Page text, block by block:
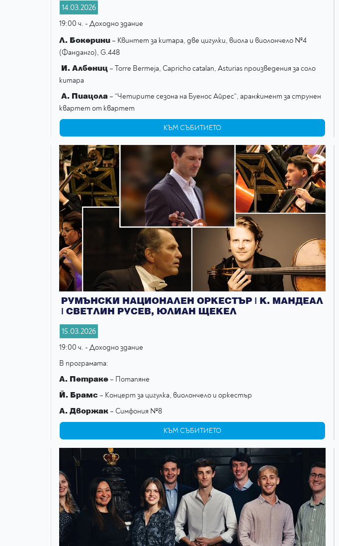
14.03.2026
19:00 ч. - Доходно здание
Л. Бокерини – Квинтет за китара, две цигулки, виола и виолончело №4
(Фанданго), G.448
И. Албениц – Torre Bermeja, Capricho catalan, Asturias произведения за соло
китара
А. Пиацола – “Четирите сезона на Буенос Айрес“, аранжимент за струнен
квартет от квартет
КЪМ СЪБИТИЕТО
РУМЪНСКИ НАЦИОНАЛЕН ОРКЕСТЪР | К. МАНДЕАЛ
| СВЕТЛИН РУСЕВ, ЮЛИАН ЩЕКЕЛ
15.03.2026
19:00 ч. - Доходно здание
В прогрaмата:
А. Петраке – Потапяне
Й. Брамс – Концерт за цигулка, виолончело и оркестър
А. Дворжак – Симфония №8
КЪМ СЪБИТИЕТО